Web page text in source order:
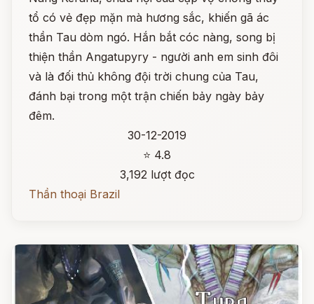
tổ có vẻ đẹp mặn mà hương sắc, khiến gã ác
thần Tau dòm ngó. Hắn bắt cóc nàng, song bị
thiện thần Angatupyry - người anh em sinh đôi
và là đối thủ không đội trời chung của Tau,
đánh bại trong một trận chiến bảy ngày bảy
đêm.
30-12-2019
⭐ 4.8
3,192 lượt đọc
Thần thoại Brazil